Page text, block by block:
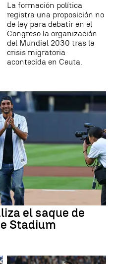
La formación política
registra una proposición no
de ley para debatir en el
Congreso la organización
del Mundial 2030 tras la
crisis migratoria
acontecida en Ceuta.
el saque de
Stadium